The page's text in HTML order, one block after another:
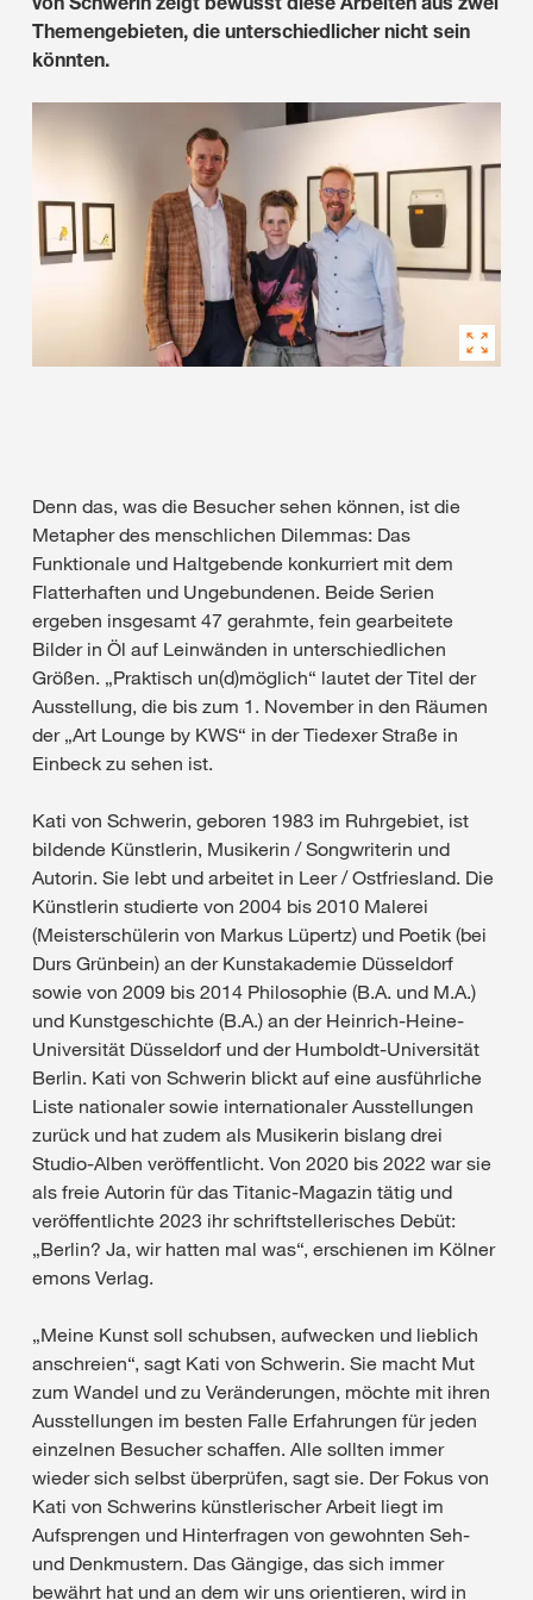
Themengebieten, die unterschiedlicher nicht sein
könnten.
Denn das, was die Besucher sehen können, ist die
Metapher des menschlichen Dilemmas: Das
Funktionale und Haltgebende konkurriert mit dem
Flatterhaften und Ungebundenen. Beide Serien
ergeben insgesamt 47 gerahmte, fein gearbeitete
Bilder in Öl auf Leinwänden in unterschiedlichen
Größen. „Praktisch un(d)möglich“ lautet der Titel der
Ausstellung, die bis zum 1. November in den Räumen
der „Art Lounge by KWS“ in der Tiedexer Straße in
Einbeck zu sehen ist.
Kati von Schwerin, geboren 1983 im Ruhrgebiet, ist
bildende Künstlerin, Musikerin / Songwriterin und
Autorin. Sie lebt und arbeitet in Leer / Ostfriesland. Die
Künstlerin studierte von 2004 bis 2010 Malerei
(Meisterschülerin von Markus Lüpertz) und Poetik (bei
Durs Grünbein) an der Kunstakademie Düsseldorf
sowie von 2009 bis 2014 Philosophie (B.A. und M.A.)
und Kunstgeschichte (B.A.) an der Heinrich-Heine-
Universität Düsseldorf und der Humboldt-Universität
Berlin. Kati von Schwerin blickt auf eine ausführliche
Liste nationaler sowie internationaler Ausstellungen
zurück und hat zudem als Musikerin bislang drei
Studio-Alben veröffentlicht. Von 2020 bis 2022 war sie
als freie Autorin für das Titanic-Magazin tätig und
veröffentlichte 2023 ihr schriftstellerisches Debüt:
„Berlin? Ja, wir hatten mal was“, erschienen im Kölner
emons Verlag.
„Meine Kunst soll schubsen, aufwecken und lieblich
anschreien“, sagt Kati von Schwerin. Sie macht Mut
zum Wandel und zu Veränderungen, möchte mit ihren
Ausstellungen im besten Falle Erfahrungen für jeden
einzelnen Besucher schaffen. Alle sollten immer
wieder sich selbst überprüfen, sagt sie. Der Fokus von
Kati von Schwerins künstlerischer Arbeit liegt im
Aufsprengen und Hinterfragen von gewohnten Seh-
und Denkmustern. Das Gängige, das sich immer
bewährt hat und an dem wir uns orientieren, wird in